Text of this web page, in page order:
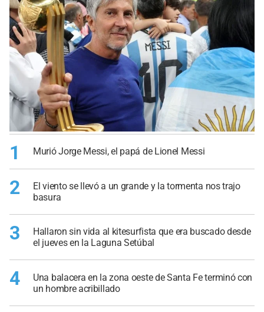
1 Murió Jorge Messi, el papá de Lionel Messi
2
El viento se llevó a un grande y la tormenta nos trajo
basura
3
Hallaron sin vida al kitesurfista que era buscado desde
el jueves en la Laguna Setúbal
4
Una balacera en la zona oeste de Santa Fe terminó con
un hombre acribillado